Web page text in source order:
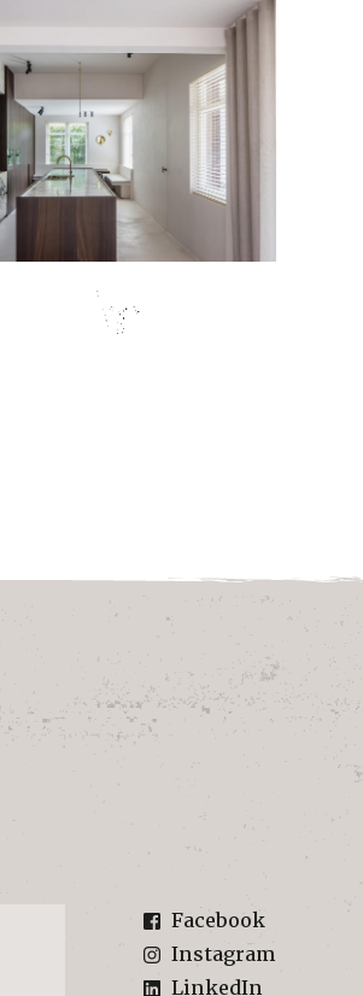
Facebook
Instagram
LinkedIn